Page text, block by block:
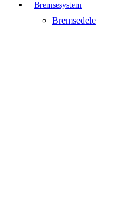
Bremsesystem
Bremsedele